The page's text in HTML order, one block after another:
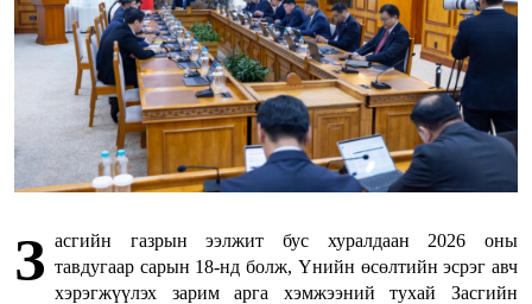
З асгийн газрын ээлжит бус хуралдаан 2026 оны
тавдугаар сарын 18-нд болж, Үнийн өсөлтийн эсрэг авч
хэрэгжүүлэх зарим арга хэмжээний тухай Засгийн